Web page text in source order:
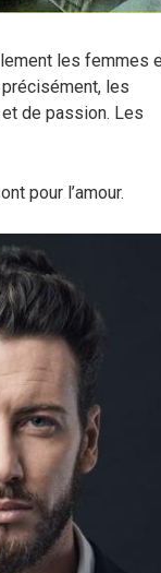
les femmes
les
de passion. Les
pour l’amour.